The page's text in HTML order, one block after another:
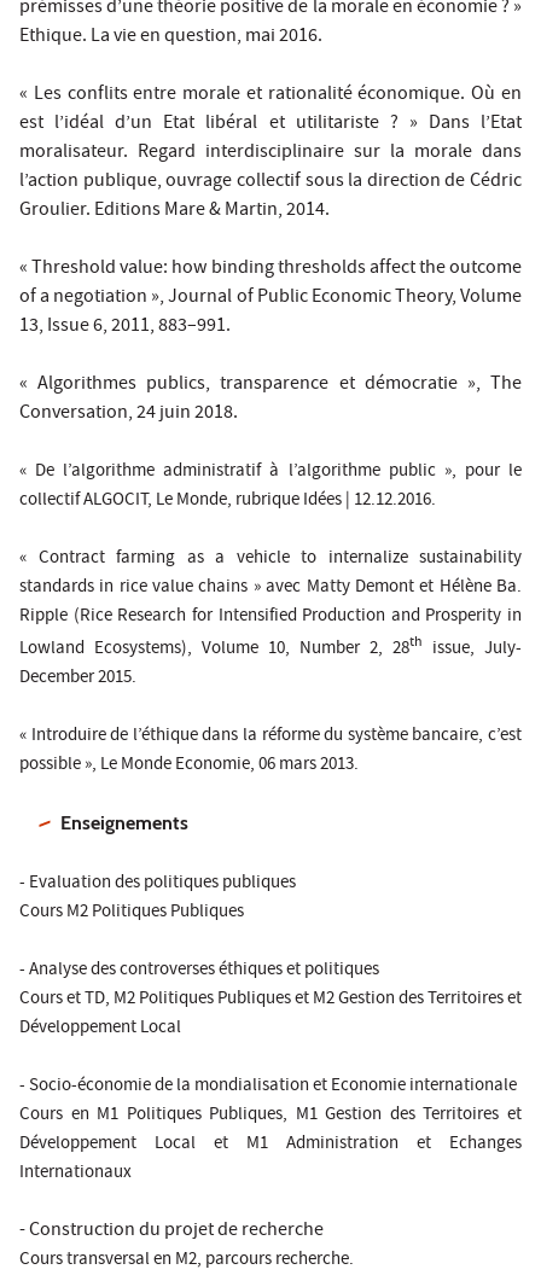
prémisses d’une théorie positive de la morale en économie ? »
Ethique. La vie en question, mai 2016.
« Les conflits entre morale et rationalité économique. Où en
est l’idéal d’un Etat libéral et utilitariste ? » Dans l’Etat
moralisateur. Regard interdisciplinaire sur la morale dans
l’action publique,ouvrage collectif sous la direction de Cédric
Groulier. Editions Mare & Martin, 2014.
« Threshold value: how binding thresholds affect the outcome
of a negotiation »,Journal of Public Economic Theory, Volume
13, Issue 6, 2011, 883–991.
« Algorithmes publics, transparence et démocratie », The
Conversation, 24 juin 2018.
« De l’algorithme administratif à l’algorithme public », pour le
collectif ALGOCIT, Le Monde, rubrique Idées | 12.12.2016.
« Contract farming as a vehicle to internalize sustainability
standards in rice value chains » avec Matty Demont et Hélène Ba.
Ripple (Rice Research for Intensified Production and Prosperity in
Lowland Ecosystems), Volume 10, Number 2, 28th issue, July-
December 2015.
« Introduire de l’éthique dans la réforme du système bancaire, c’est
possible », Le Monde Economie,06 mars 2013.
Enseignements
- Evaluation des politiques publiques
Cours M2 Politiques Publiques
- Analyse des controverses éthiques et politiques
Cours et TD, M2 Politiques Publiques et M2 Gestion des Territoires et
Développement Local
-Socio-économie de la mondialisation et Economie internationale
Cours en M1 Politiques Publiques, M1 Gestion des Territoires et
Développement Local et M1 Administration et Echanges
Internationaux
- Construction du projet de recherche
Cours transversal en M2, parcours recherche.